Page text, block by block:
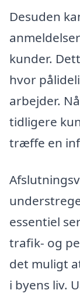
Desuden
kunder.
hvor
arbejder.
tidligere
træffe en
essentiel
trafik- og
det muligt
i byens liv.